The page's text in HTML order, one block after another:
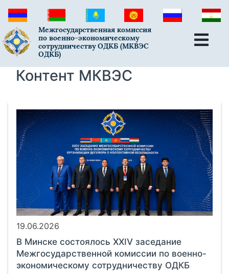
Межгосударственная комиссия
по военно-экономическому
сотрудничеству ОДКБ (МКВЭС
ОДКБ)
Контент МКВЭС
19.06.2026
В Минске состоялось XXIV заседание
Межгосударственной комиссии по военно-
экономическому сотрудничеству ОДКБ